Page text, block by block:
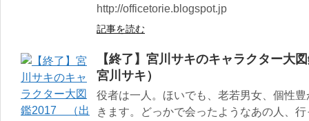
http://officetorie.blogspot.jp
記事を読む
【終了】宮川サキのキャラクター
宮川サキ）
役者は一人。ほいでも、老若男女、個性
きます。どっかで会ったようなあの人、